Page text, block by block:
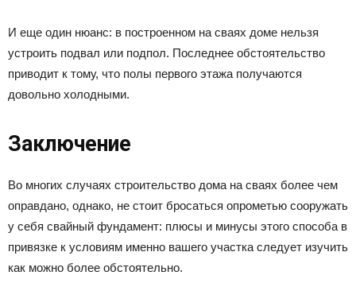
И еще один нюанс: в построенном на сваях доме нельзя
устроить подвал или подпол. Последнее обстоятельство
приводит к тому, что полы первого этажа получаются
довольно холодными.
Заключение
Во многих случаях строительство дома на сваях более чем
оправдано, однако, не стоит бросаться опрометью сооружать
у себя свайный фундамент: плюсы и минусы этого способа в
привязке к условиям именно вашего участка следует изучить
как можно более обстоятельно.